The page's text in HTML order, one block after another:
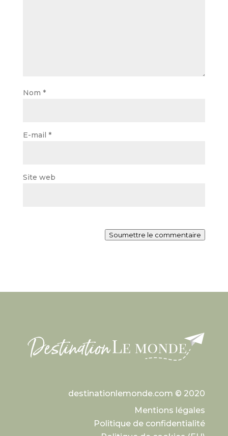
Nom *
E-mail *
Site web
Soumettre le commentaire
destinationlemonde.com © 2020
Mentions légales
Politique de confidentialité